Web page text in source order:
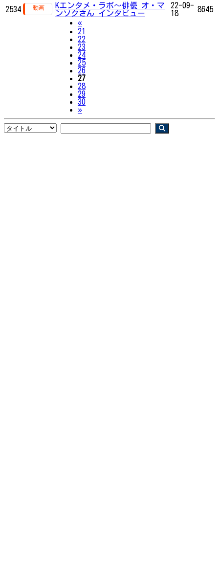
2534
Kエンタメ・ラボ～俳優 オ・マ
ンソクさん インタビュー
22-09-
18
8645
«Previous
21
22
23
24
25
26
27
28
29
30
»Next